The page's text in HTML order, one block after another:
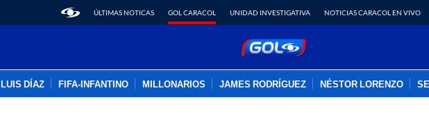
ÚLTIMAS NOTICAS GOL CARACOL UNIDAD INVESTIGATIVA NOTICIAS CARACOL EN VIVO
LUIS DÍAZ FIFA-INFANTINO MILLONARIOS JAMES RODRÍGUEZ NÉSTOR LORENZO